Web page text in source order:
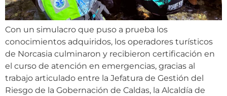
Con un simulacro que puso a prueba los
conocimientos adquiridos, los operadores turísticos
de Norcasia culminaron y recibieron certificación en
el curso de atención en emergencias, gracias al
trabajo articulado entre la Jefatura de Gestión del
Riesgo de la Gobernación de Caldas, la Alcaldía de